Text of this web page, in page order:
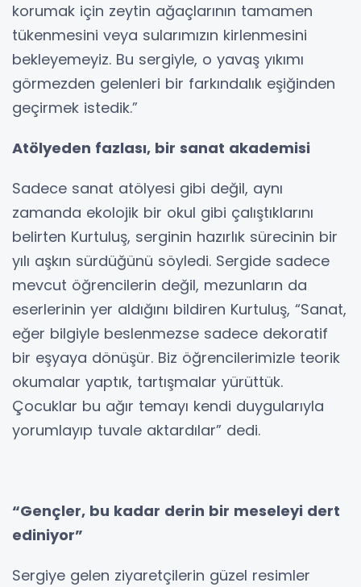
korumak için zeytin ağaçlarının tamamen
tükenmesini veya sularımızın kirlenmesini
bekleyemeyiz. Bu sergiyle, o yavaş yıkımı
görmezden gelenleri bir farkındalık eşiğinden
geçirmek istedik.”
Atölyeden fazlası, bir sanat akademisi
Sadece sanat atölyesi gibi değil, aynı
zamanda ekolojik bir okul gibi çalıştıklarını
belirten Kurtuluş, serginin hazırlık sürecinin bir
yılı aşkın sürdüğünü söyledi. Sergide sadece
mevcut öğrencilerin değil, mezunların da
eserlerinin yer aldığını bildiren Kurtuluş, “Sanat,
eğer bilgiyle beslenmezse sadece dekoratif
bir eşyaya dönüşür. Biz öğrencilerimizle teorik
okumalar yaptık, tartışmalar yürüttük.
Çocuklar bu ağır temayı kendi duygularıyla
yorumlayıp tuvale aktardılar” dedi.
“Gençler, bu kadar derin bir meseleyi dert
ediniyor”
Sergiye gelen ziyaretçilerin güzel resimler